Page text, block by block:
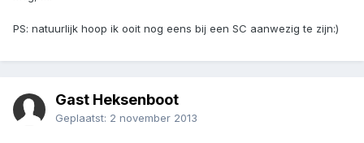
PS: natuurlijk hoop ik ooit nog eens bij een SC aanwezig te zijn:)
Gast Heksenboot
Geplaatst: 2 november 2013